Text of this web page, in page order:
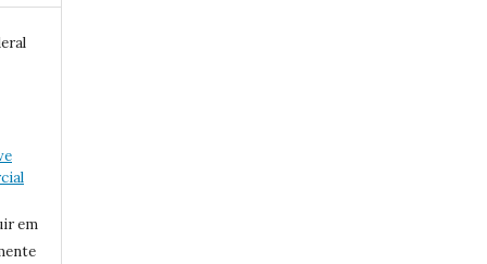
em